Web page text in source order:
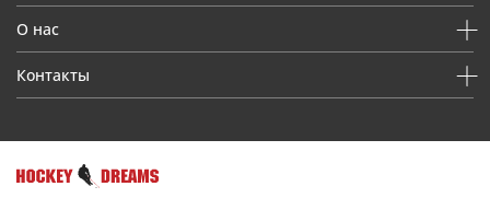
О нас
Контакты